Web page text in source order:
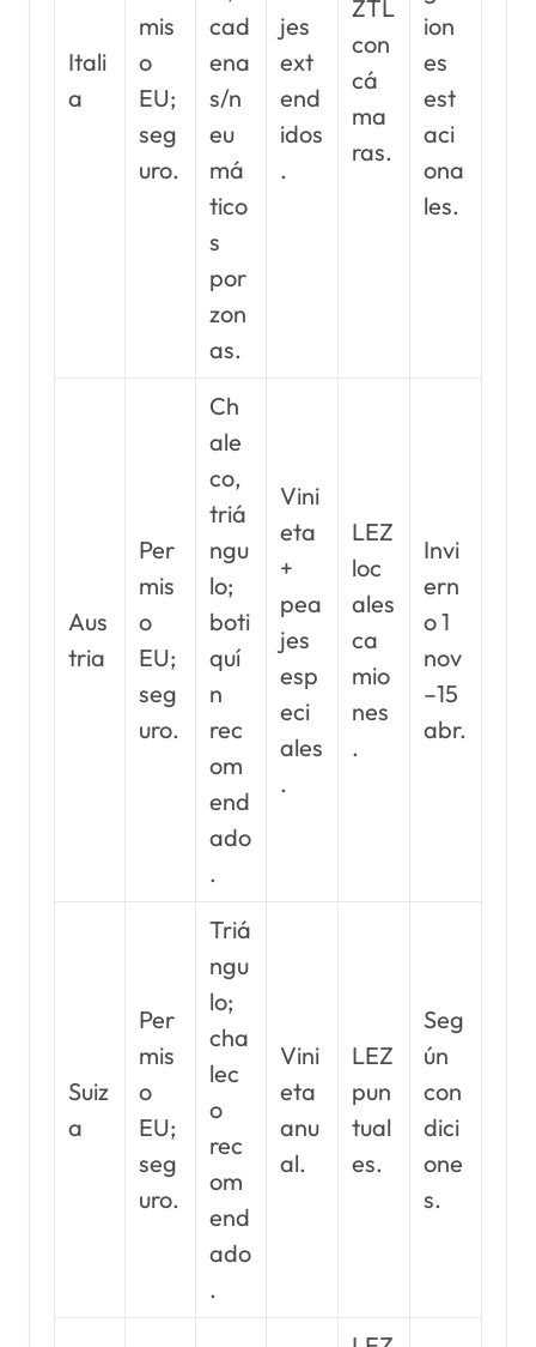
Itali
a
mis
o
EU;
seg
uro.
cad
ena
s/n
eu
má
tico
s
por
zon
as.
jes
ext
end
idos
.
ZTL
con
cá
ma
ras.
ion
es
est
aci
ona
les.
Aus
tria
Per
mis
o
EU;
seg
uro.
Ch
ale
co,
triá
ngu
lo;
boti
quí
n
rec
om
end
ado
.
Vini
eta
+
pea
jes
esp
eci
ales
.
LEZ
loc
ales
ca
mio
nes
.
Invi
ern
o 1
nov
–15
abr.
Suiz
a
Per
mis
o
EU;
seg
uro.
Triá
ngu
lo;
cha
lec
o
rec
om
end
ado
.
Vini
eta
anu
al.
LEZ
pun
tual
es.
Seg
ún
con
dici
one
s.